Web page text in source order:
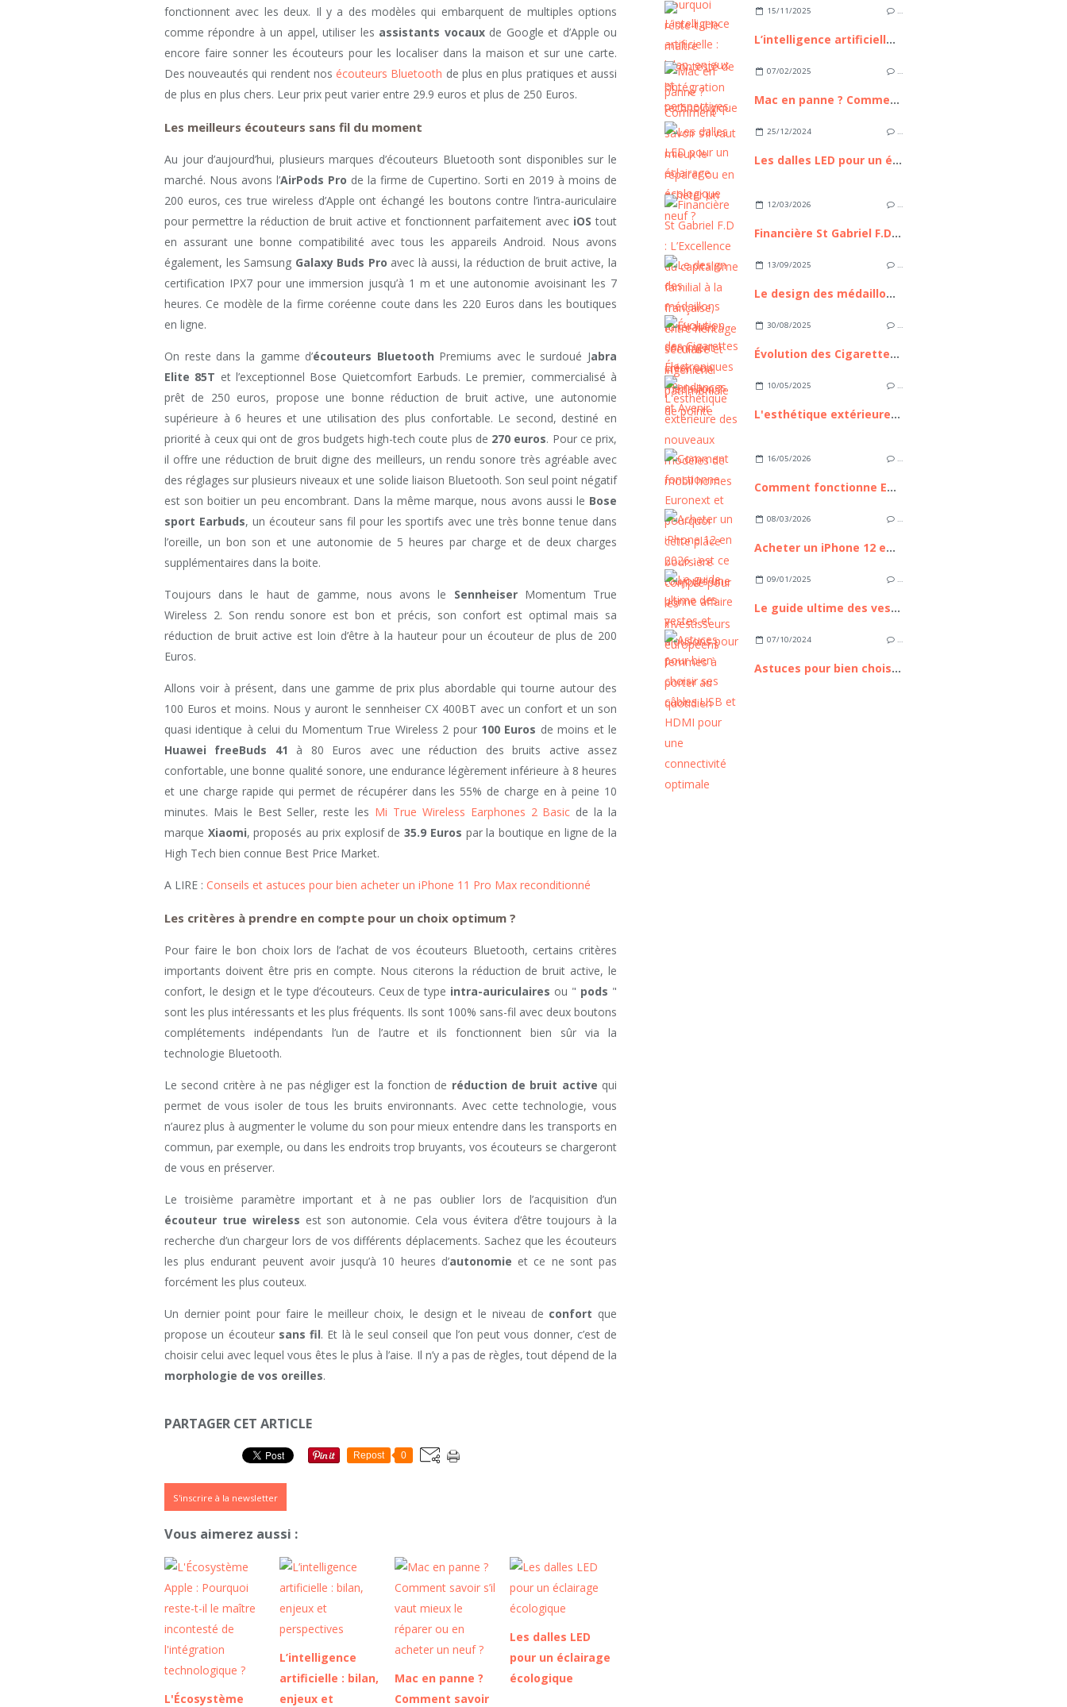
fonctionnent avec les deux. Il y a des modèles qui embarquent de multiples options
comme répondre à un appel, utiliser les assistants vocauxde Google et d’Apple ou
encore faire sonner les écouteurs pour les localiser dans la maison et sur une carte.
Des nouveautés qui rendent nos écouteurs Bluetooth de plus en plus pratiques et aussi
de plus en plus chers. Leur prix peut varier entre 29.9 euros et plus de 250 Euros.
Les meilleurs écouteurs sans fil du moment
Au jour d’aujourd’hui, plusieurs marques d’écouteurs Bluetooth sont disponibles sur le
marché. Nous avons l’AirPods Pro de la firme de Cupertino. Sorti en 2019 à moins de
200 euros, ces true wireless d’Apple ont échangé les boutons contre l’intra-auriculaire
pour permettre la réduction de bruit active et fonctionnent parfaitement avec iOS tout
en assurant une bonne compatibilité avec tous les appareils Android. Nous avons
également, les Samsung Galaxy Buds Pro avec là aussi, la réduction de bruit active, la
certification IPX7 pour une immersion jusqu’à 1 m et une autonomie avoisinant les 7
heures. Ce modèle de la firme coréenne coute dans les 220 Euros dans les boutiques
en ligne.
On reste dans la gamme d’écouteurs Bluetooth Premiums avec le surdoué Jabra
Elite 85T et l’exceptionnel Bose Quietcomfort Earbuds. Le premier, commercialisé à
prêt de 250 euros, propose une bonne réduction de bruit active, une autonomie
supérieure à 6 heures et une utilisation des plus confortable. Le second, destiné en
priorité à ceux qui ont de gros budgets high-tech coute plus de 270 euros. Pour ce prix,
il offre une réduction de bruit digne des meilleurs, un rendu sonore très agréable avec
des réglages sur plusieurs niveaux et une solide liaison Bluetooth. Son seul point négatif
est son boitier un peu encombrant. Dans la même marque, nous avons aussi le Bose
sport Earbuds, un écouteur sans fil pour les sportifs avec une très bonne tenue dans
l’oreille, un bon son et une autonomie de 5 heures par charge et de deux charges
supplémentaires dans la boite.
Toujours dans le haut de gamme, nous avons le SennheiserMomentum True
Wireless 2. Son rendu sonore est bon et précis, son confort est optimal mais sa
réduction de bruit active est loin d’être à la hauteur pour un écouteur de plus de 200
Euros.
Allons voir à présent, dans une gamme de prix plus abordable qui tourne autour des
100 Euros et moins. Nous y auront le sennheiser CX 400BT avec un confort et un son
quasi identique à celui du Momentum True Wireless 2 pour 100 Euros de moins et le
Huawei freeBuds 41 à 80 Euros avec une réduction des bruits active assez
confortable, une bonne qualité sonore, une endurance légèrement inférieure à 8 heures
et une charge rapide qui permet de récupérer dans les 55% de charge en à peine 10
minutes. Mais le Best Seller, reste les Mi True Wireless Earphones 2 Basic de la la
marque Xiaomi, proposés au prix explosif de35.9 Euros par la boutique en ligne de la
High Tech bien connue Best Price Market.
A LIRE : Conseils et astuces pour bien acheter un iPhone 11 Pro Max reconditionné
Les critères à prendre en compte pour un choix optimum ?
Pour faire le bon choix lors de l’achat de vos écouteurs Bluetooth, certains critères
importants doivent être pris en compte. Nous citerons la réduction de bruit active, le
confort, le design et le type d’écouteurs. Ceux de type intra-auriculaires ou " pods "
sont les plus intéressants et les plus fréquents. Ils sont 100% sans-fil avec deux boutons
complétements indépendants l’un de l’autre et ils fonctionnent bien sûr via la
technologie Bluetooth.
Le second critère à ne pas négliger est la fonction de réduction de bruit active qui
permet de vous isoler de tous les bruits environnants. Avec cette technologie, vous
n’aurez plus à augmenter le volume du son pour mieux entendre dans les transports en
commun, par exemple, ou dans les endroits trop bruyants, vos écouteurs se chargeront
de vous en préserver.
Le troisième paramètre important et à ne pas oublier lors de l’acquisition d’un
écouteur true wireless est son autonomie. Cela vous évitera d’être toujours à la
recherche d’un chargeur lors de vos différents déplacements. Sachez que les écouteurs
les plus endurant peuvent avoir jusqu’à 10 heures d’autonomie et ce ne sont pas
forcément les plus couteux.
Un dernier point pour faire le meilleur choix, le design et le niveau de confort que
propose un écouteur sans fil. Et là le seul conseil que l’on peut vous donner, c’est de
choisir celui avec lequel vous êtes le plus à l’aise. Il n’y a pas de règles, tout dépend de la
morphologie de vos oreilles.
PARTAGER CET ARTICLE
Repost 0
S'inscrire à la newsletter
Vous aimerez aussi :
L'Écosystème
L’intelligence
artificielle : bilan,
enjeux et
Mac en panne ?
Comment savoir
Les dalles LED
pour un éclairage
écologique
15/11/2025 …
L’intelligence artificielle : bilan, enjeux et perspectives
07/02/2025 …
Mac en panne ? Comment savoir s’il vaut mieux le réparer ou en acheter un neuf ?
25/12/2024 …
Les dalles LED pour un éclairage écologique
12/03/2026 …
Financière St Gabriel F.D : L’Excellence du capitalisme familial à la française, entre héritage séculaire et ingénierie patrimoniale de pointe
13/09/2025 …
Le design des médaillons funéraires : comment créer son médaillon ?
30/08/2025 …
Évolution des Cigarettes Électroniques : Tendances et Avenir
10/05/2025 …
L'esthétique extérieure des nouveaux modèles de mobil homes
16/05/2026 …
Comment fonctionne Euronext et pourquoi cette place boursière compte pour les investisseurs européens
08/03/2026 …
Acheter un iPhone 12 en 2026 : est ce toujours une bonne affaire ?
09/01/2025 …
Le guide ultime des vestes et blousons pour femmes à porter au quotidien
07/10/2024 …
Astuces pour bien choisir ses câbles USB et HDMI pour une connectivité optimale